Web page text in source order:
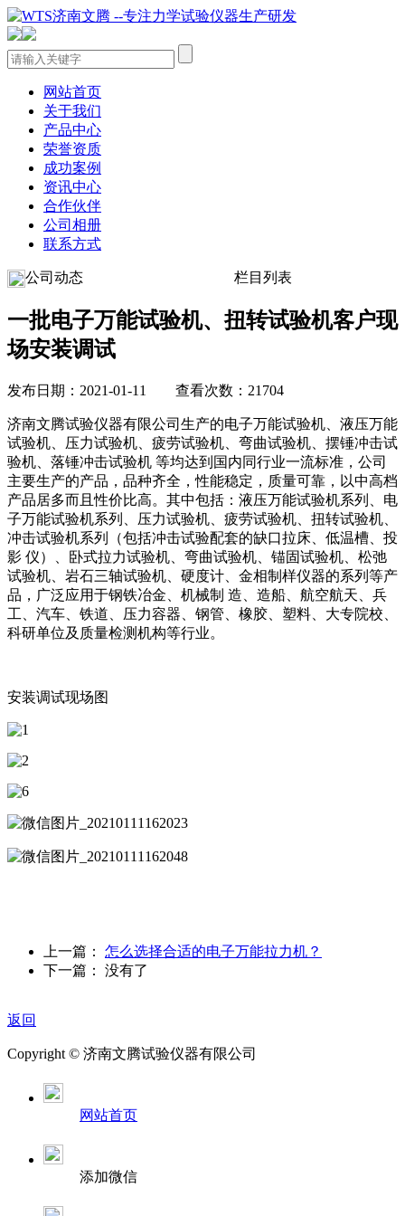
网站首页
关于我们
产品中心
荣誉资质
成功案例
资讯中心
合作伙伴
公司相册
联系方式
公司动态 栏目列表
一批电子万能试验机、扭转试验机客户现
场安装调试
发布日期：2021-01-11 查看次数：21704
济南文腾试验仪器有限公司生产的电子万能试验机、液压万能
试验机、压力试验机、疲劳试验机、弯曲试验机、摆锤冲击试
验机、落锤冲击试验机 等均达到国内同行业一流标准，公司
主要生产的产品，品种齐全，性能稳定，质量可靠，以中高档
产品居多而且性价比高。其中包括：液压万能试验机系列、电
子万能试验机系列、压力试验机、疲劳试验机、扭转试验机、
冲击试验机系列（包括冲击试验配套的缺口拉床、低温槽、投
影 仪）、卧式拉力试验机、弯曲试验机、锚固试验机、松弛
试验机、岩石三轴试验机、硬度计、金相制样仪器的系列等产
品，广泛应用于钢铁冶金、机械制 造、造船、航空航天、兵
工、汽车、铁道、压力容器、钢管、橡胶、塑料、大专院校、
科研单位及质量检测机构等行业。
安装调试现场图
上一篇： 怎么选择合适的电子万能拉力机？
下一篇： 没有了
返回
Copyright © 济南文腾试验仪器有限公司
网站首页
添加微信